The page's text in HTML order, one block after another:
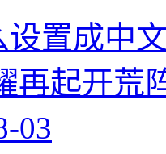
设置成中
再起开荒
03